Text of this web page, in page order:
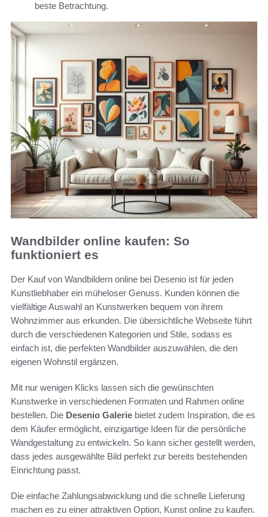
beste Betrachtung.
Wandbilder online kaufen: So
funktioniert es
Der Kauf von Wandbildern online bei Desenio ist für jeden
Kunstliebhaber ein müheloser Genuss. Kunden können die
vielfältige Auswahl an Kunstwerken bequem von ihrem
Wohnzimmer aus erkunden. Die übersichtliche Webseite führt
durch die verschiedenen Kategorien und Stile, sodass es
einfach ist, die perfekten Wandbilder auszuwählen, die den
eigenen Wohnstil ergänzen.
Mit nur wenigen Klicks lassen sich die gewünschten
Kunstwerke in verschiedenen Formaten und Rahmen online
bestellen. Die Desenio Galerie bietet zudem Inspiration, die es
dem Käufer ermöglicht, einzigartige Ideen für die persönliche
Wandgestaltung zu entwickeln. So kann sicher gestellt werden,
dass jedes ausgewählte Bild perfekt zur bereits bestehenden
Einrichtung passt.
Die einfache Zahlungsabwicklung und die schnelle Lieferung
machen es zu einer attraktiven Option, Kunst online zu kaufen.